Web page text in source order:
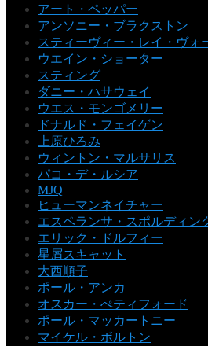
アート・ペッパー
アンソニー・ブラクストン
スティーヴィー・レイ・ヴォ
ウエイン・ショーター
スティング
ダニー・ハサウェイ
ウエス・モンゴメリー
ドナルド・フェイゲン
上原ひろみ
ウィントン・マルサリス
パコ・デ・ルシア
MJQ
ヒューマンネイチャー
エスペランサ・スポルディン
エリック・ドルフィー
星屑スキャット
大西順子
ポール・アンカ
オスカー・ぺティフォード
ポール・マッカートニー
マイケル・ボルトン